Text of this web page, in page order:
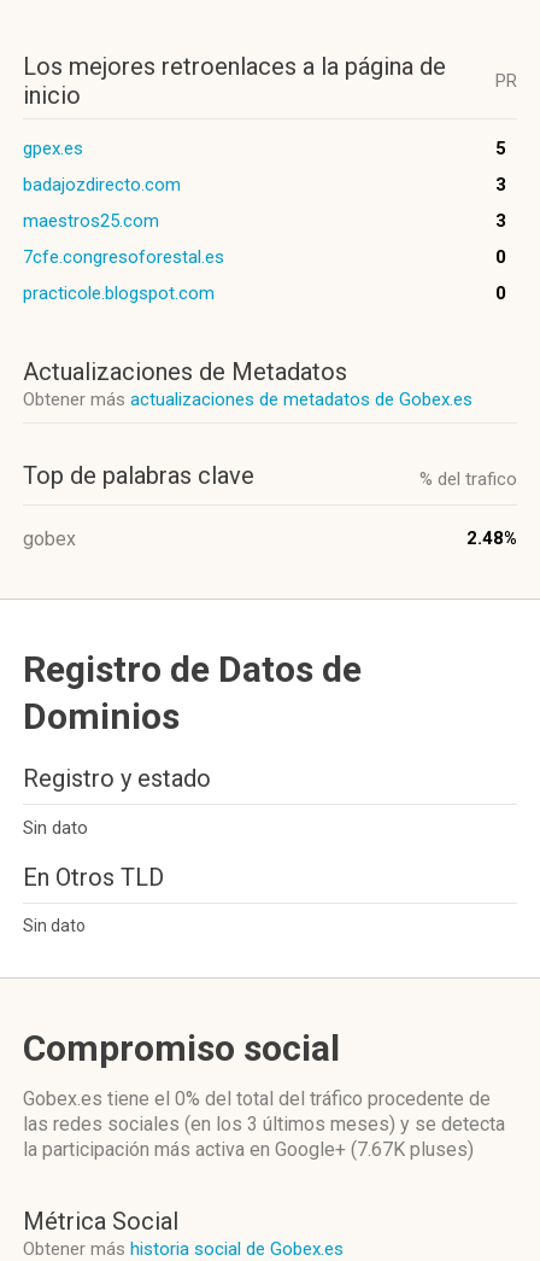
Los mejores retroenlaces a la página de
inicio
PR
gpex.es
5
badajozdirecto.com
3
maestros25.com
3
7cfe.congresoforestal.es
0
practicole.blogspot.com
0
Actualizaciones de Metadatos
Obtener más actualizaciones de metadatos de Gobex.es
Top de palabras clave % del trafico
gobex 2.48%
Registro de Datos de
Dominios
Registro y estado
Sin dato
En Otros TLD
Sin dato
Compromiso social
Gobex.es tiene el 0% del total del tráfico procedente de
las redes sociales (en los 3 últimos meses) y se detecta
la participación más activa en Google+ (7.67K pluses)
Métrica Social
Obtener más historia social de Gobex.es